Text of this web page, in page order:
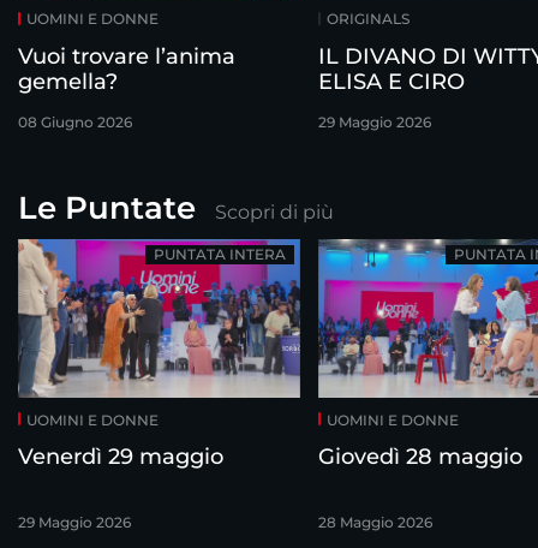
UOMINI E DONNE
Vuoi trovare l’anima
gemella?
08 Giugno 2026
ORIGINALS
IL DIVANO DI
ELISA E CIRO
29 Maggio 2026
Le Puntate Scopri di più
UOMINI E DONNE
Venerdì 29 maggio
29 Maggio 2026
PUNTATA INTERA
UOMINI E DONNE
Giovedì 28 maggio
28 Maggio 2026
PUNTATA